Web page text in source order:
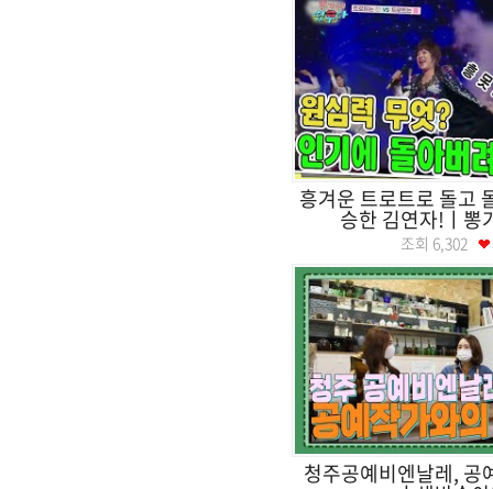
흥겨운 트로트로 돌고
승한 김연자!ㅣ뽕
조회 6,302
청주공예비엔날레, 공